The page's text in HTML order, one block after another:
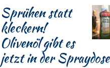
Sprühen statt
kleckern!
Olivenöl gibt es
jetzt in der Spraydose